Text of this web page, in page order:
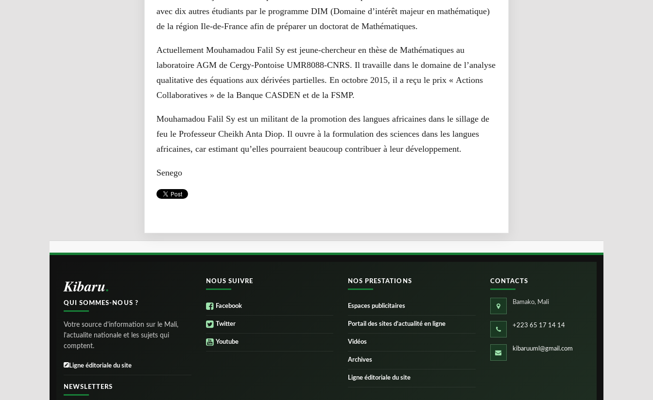
avec dix autres étudiants par le programme DIM (Domaine d’intérêt majeur en mathématique)
de la région Ile-de-France afin de préparer un doctorat de Mathématiques.
Actuellement Mouhamadou Falil Sy est jeune-chercheur en thèse de Mathématiques au
laboratoire AGM de Cergy-Pontoise UMR8088-CNRS. Il travaille dans le domaine de l’analyse
qualitative des équations aux dérivées partielles. En octobre 2015, il a reçu le prix « Actions
Collaboratives » de la Banque CASDEN et de la FSMP.
Mouhamadou Falil Sy est un militant de la promotion des langues africaines dans le sillage de
feu le Professeur Cheikh Anta Diop. Il ouvre à la formulation des sciences dans les langues
africaines, car estimant qu’elles pourraient beaucoup contribuer à leur développement.
Senego
Kibaru
QUI SOMMES-NOUS ?
Votre source d'information sur le Mali,
l'actualite nationale et les sujets qui
comptent.
Ligne éditoriale du site
NEWSLETTERS
NOUS SUIVRE
Facebook
Twitter
Youtube
NOS PRESTATIONS
Espaces publicitaires
Portail des sites d’actualité en ligne
Vidéos
Archives
Ligne éditoriale du site
CONTACTS
Bamako, Mali
+223 65 17 14 14
kibaruuml@gmail.com